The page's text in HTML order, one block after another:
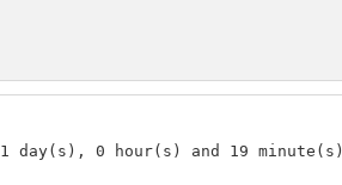
0 hour(s) and 19 minute(s)